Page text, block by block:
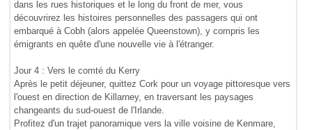
dans les rues historiques et le long du front de mer, vous
découvrirez les histoires personnelles des passagers qui ont
embarqué à Cobh (alors appelée Queenstown), y compris les
émigrants en quête d'une nouvelle vie à l'étranger.
Jour 4 : Vers le comté du Kerry
Après le petit déjeuner, quittez Cork pour un voyage pittoresque vers
l'ouest en direction de Killarney, en traversant les paysages
changeants du sud-ouest de l'Irlande.
Profitez d'un trajet panoramique vers la ville voisine de Kenmare,